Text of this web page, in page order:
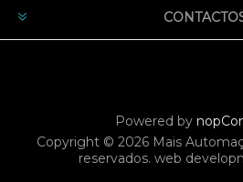
Powered by
Copyright © 2026 Mais
reservados. web